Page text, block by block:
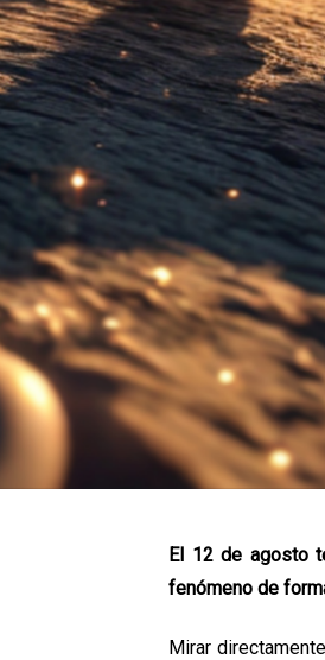
El 12 de agosto
fenómeno de
Mirar